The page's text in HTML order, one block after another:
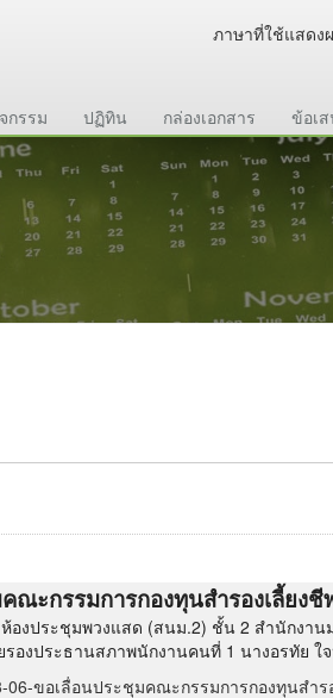
ภาษาที่ใช้แสดง
กรรม ปฏิทิน กล่องเอกสาร ข้อเ
ณะกรรมการกองทุนสำรองเลี้ยง
องประชุมพวงแสด (สนม.2) ชั้น 2 สำนักงาน
รองประธานสภาพนักงานคนที่ 1 นางอรทัย ใ
06-ขอเลื่อนประชุมคณะกรรมการกองทุนสำ